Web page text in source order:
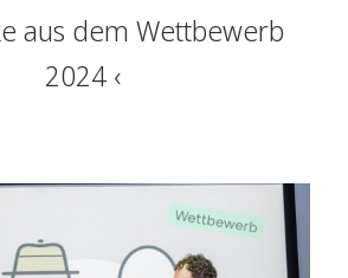
aus dem Wettbewerb
2024